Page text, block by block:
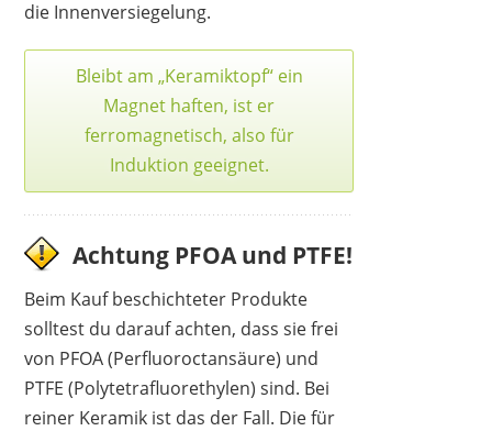
die Innenversiegelung.
Bleibt am „Keramiktopf“ ein
Magnet haften, ist er
ferromagnetisch, also für
Induktion geeignet.
Achtung PFOA und PTFE!
Beim Kauf beschichteter Produkte
solltest du darauf achten, dass sie frei
von PFOA (Perfluoroctansäure) und
PTFE (Polytetrafluorethylen) sind. Bei
reiner Keramik ist das der Fall. Die für